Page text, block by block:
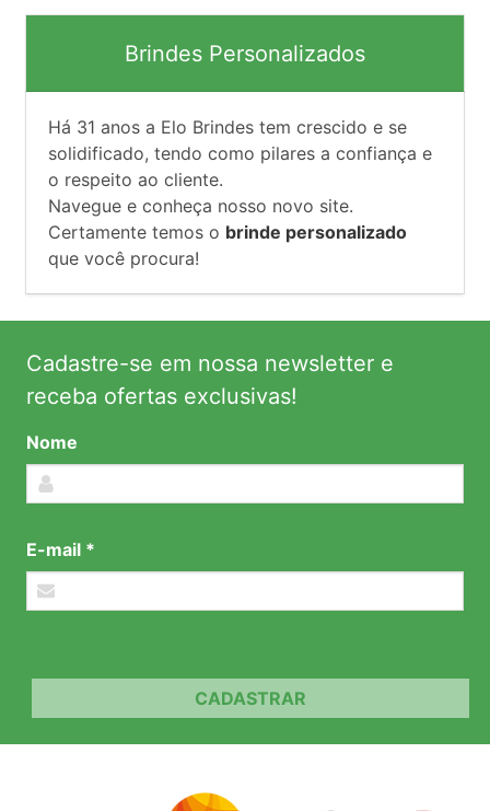
Brindes Personalizados
Há 31 anos a Elo Brindes tem crescido e se
solidificado, tendo como pilares a confiança e
o respeito ao cliente.
Navegue e conheça nosso novo site.
Certamente temos o brinde personalizado
que você procura!
Cadastre-se em nossa newsletter e
receba ofertas exclusivas!
Nome
E-mail *
CADASTRAR